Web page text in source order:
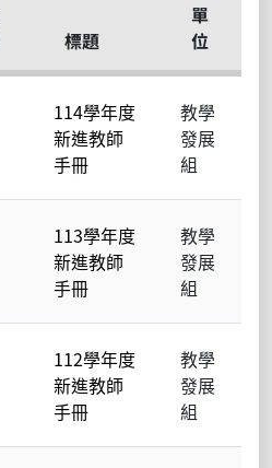
標題
單
位
114學年度
新進教師
手冊
教學
發展
組
113學年度
新進教師
手冊
教學
發展
組
112學年度
新進教師
手冊
教學
發展
組